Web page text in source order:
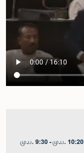
மு.ப. 9:30 - மு.ப. 10:20